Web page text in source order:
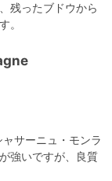
残ったブドウから
。
サーニュ・モンラ
強いですが、良質